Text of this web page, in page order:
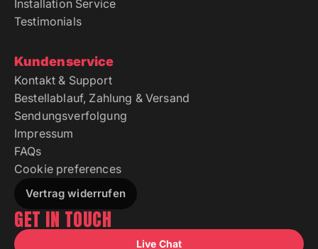
Installation Service
Testimonials
Kundenservice
Kontakt & Support
Bestellablauf, Zahlung & Versand
Sendungsverfolgung
Impressum
FAQs
Cookie preferences
Vertrag widerrufen
GET IN TOUCH
Live Chat